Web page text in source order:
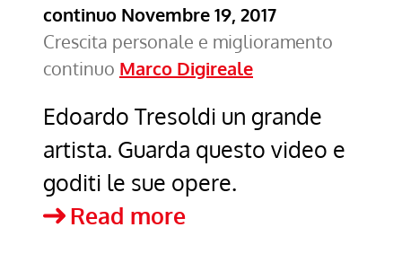
continuo Novembre 19, 2017
Crescita personale e miglioramento
continuo Marco Digireale
Edoardo Tresoldi un grande
artista. Guarda questo video e
goditi le sue opere.
Read moreMateria